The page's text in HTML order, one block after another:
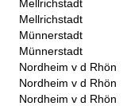
Mellrichstadt
Mellrichstadt
Münnerstadt
Münnerstadt
Nordheim v d Rhön
Nordheim v d Rhön
Nordheim v d Rhön